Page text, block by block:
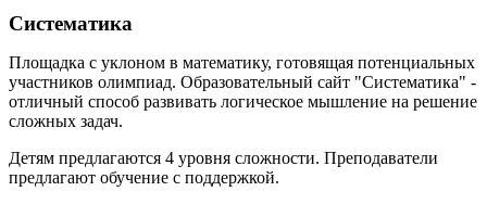
Систематика
Площадка с уклоном в математику, готовящая потенциальных
участников олимпиад. Образовательный сайт "Систематика" -
отличный способ развивать логическое мышление на решение
сложных задач.
Детям предлагаются 4 уровня сложности. Преподаватели
предлагают обучение с поддержкой.